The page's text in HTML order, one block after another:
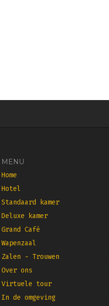
MENU
Home
Hotel
Standaard kamer
Deluxe kamer
Grand Café
Wapenzaal
Zalen - Trouwen
Over ons
Virtuele tour
In de omgeving